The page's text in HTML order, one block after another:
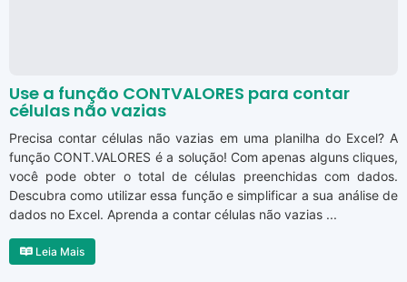
Use a função CONTVALORES para contar
células não vazias
Precisa contar células não vazias em uma planilha do Excel? A
função CONT.VALORES é a solução! Com apenas alguns cliques,
você pode obter o total de células preenchidas com dados.
Descubra como utilizar essa função e simplificar a sua análise de
dados no Excel. Aprenda a contar células não vazias ...
Leia Mais